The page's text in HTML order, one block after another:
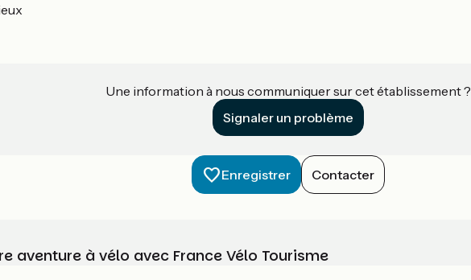
Une information à nous communiquer sur cet établissement ?
Signaler un problème
Enregistrer Contacter
aventure à vélo avec France Vélo Tourisme